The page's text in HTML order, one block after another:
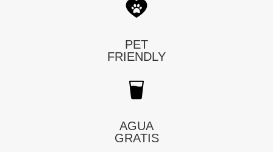
PET
FRIENDLY
AGUA
GRATIS